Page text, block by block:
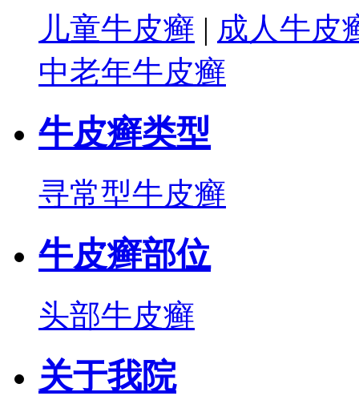
儿童牛皮癣 | 成人牛皮
中老年牛皮癣
牛皮癣类型
寻常型牛皮癣
牛皮癣部位
头部牛皮癣
关于我院